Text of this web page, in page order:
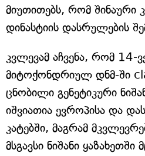
მიუთითებს, რომ შინაური
დინასტიის დასრულების
კვლევამ აჩვენა, რომ 14-
მიტოქონდრიულ დნმ-ში
ცნობილი გენეტიკური
იშვიათია ევროპისა და
კატებში, მაგრამ
მსგავსი ნიშანი